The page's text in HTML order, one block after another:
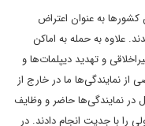
به عنوان اعتراض
علاوه به حمله به اماکن
و تهدید دیپلمات‌ها و
از نمایندگی‌ها ما در خارج از
در نمایندگی‌ها حاضر و وظایف
را با جدیت انجام دادند. در